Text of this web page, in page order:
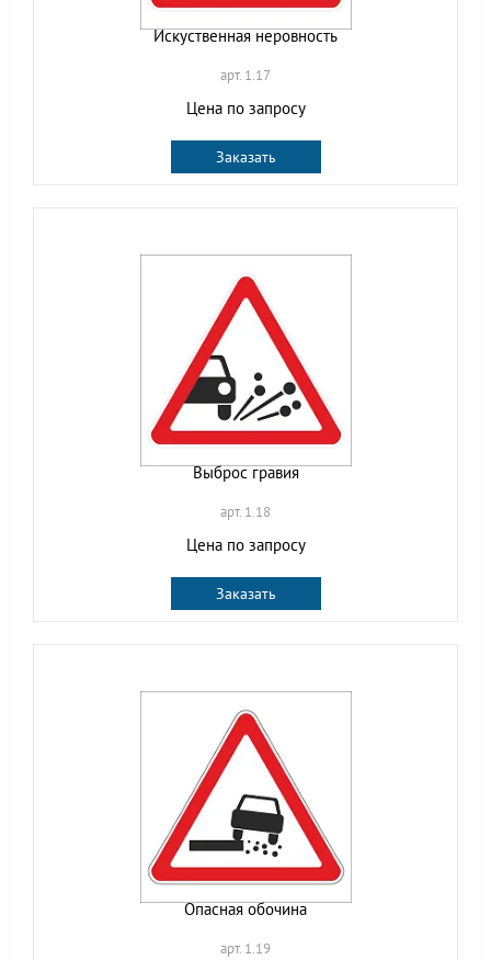
Искуственная неровность
арт. 1.17
Цена по запросу
Заказать
Выброс гравия
арт. 1.18
Цена по запросу
Заказать
Опасная обочина
арт. 1.19